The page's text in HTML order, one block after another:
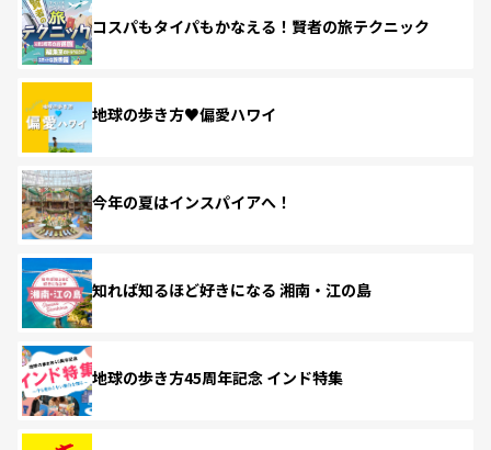
コスパもタイパもかなえる！賢者の旅テクニック
地球の歩き方♥偏愛ハワイ
今年の夏はインスパイアへ！
知れば知るほど好きになる 湘南・江の島
地球の歩き方45周年記念 インド特集